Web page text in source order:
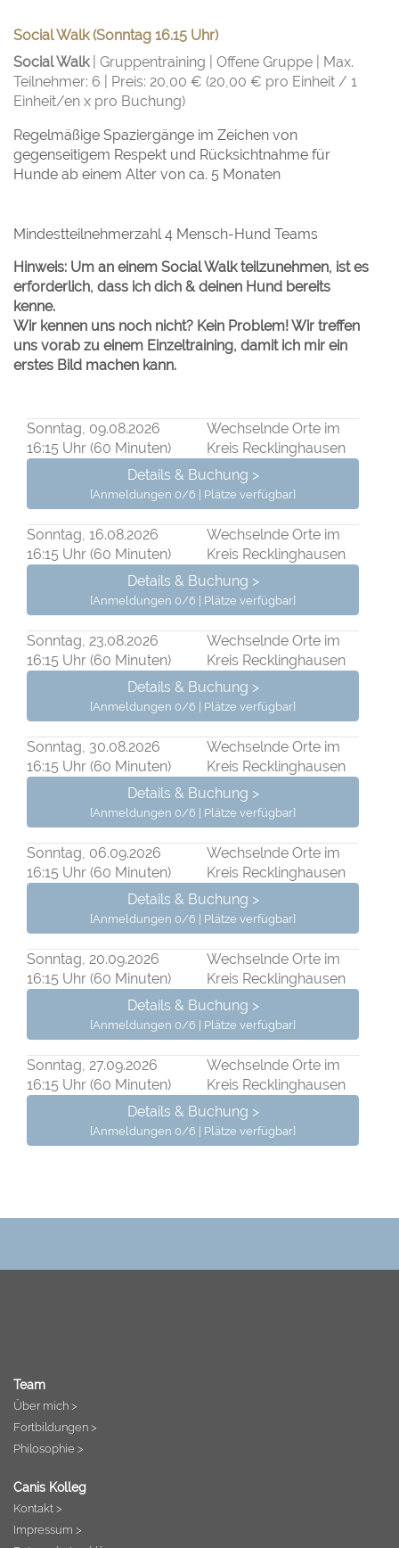
Social Walk (Sonntag 16.15 Uhr)
Social Walk| Gruppentraining | Offene Gruppe | Max.
Teilnehmer: 6 | Preis: 20,00 € (20,00 € pro Einheit / 1
Einheit/en x pro Buchung)
Regelmäßige Spaziergänge im Zeichen von
gegenseitigem Respekt und Rücksichtnahme für
Hunde ab einem Alter von ca. 5 Monaten
Mindestteilnehmerzahl 4 Mensch-Hund Teams
Hinweis: Um an einem Social Walk teilzunehmen, ist es
erforderlich, dass ich dich & deinen Hund bereits
kenne.
Wir kennen uns noch nicht? Kein Problem! Wir treffen
uns vorab zu einem Einzeltraining, damit ich mir ein
erstes Bild machen kann.
Sonntag, 09.08.2026
16:15 Uhr (60 Minuten)
Wechselnde Orte im
Kreis Recklinghausen
Details & Buchung >
[Anmeldungen 0/6 | Plätze verfügbar]
Sonntag, 16.08.2026
16:15 Uhr (60 Minuten)
Wechselnde Orte im
Kreis Recklinghausen
Details & Buchung >
[Anmeldungen 0/6 | Plätze verfügbar]
Sonntag, 23.08.2026
16:15 Uhr (60 Minuten)
Wechselnde Orte im
Kreis Recklinghausen
Details & Buchung >
[Anmeldungen 0/6 | Plätze verfügbar]
Sonntag, 30.08.2026
16:15 Uhr (60 Minuten)
Wechselnde Orte im
Kreis Recklinghausen
Details & Buchung >
[Anmeldungen 0/6 | Plätze verfügbar]
Sonntag, 06.09.2026
16:15 Uhr (60 Minuten)
Wechselnde Orte im
Kreis Recklinghausen
Details & Buchung >
[Anmeldungen 0/6 | Plätze verfügbar]
Sonntag, 20.09.2026
16:15 Uhr (60 Minuten)
Wechselnde Orte im
Kreis Recklinghausen
Details & Buchung >
[Anmeldungen 0/6 | Plätze verfügbar]
Sonntag, 27.09.2026
16:15 Uhr (60 Minuten)
Wechselnde Orte im
Kreis Recklinghausen
Details & Buchung >
[Anmeldungen 0/6 | Plätze verfügbar]
Team
Über mich >
Fortbildungen >
Philosophie >
Canis Kolleg
Kontakt >
Impressum >